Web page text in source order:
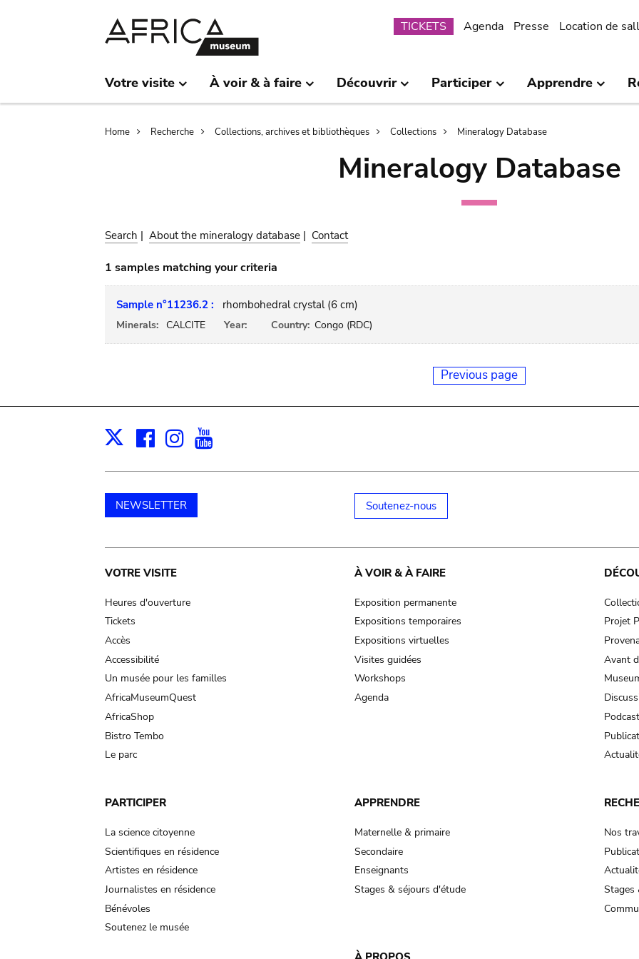
Submenu
TICKETS Agenda Presse Location de
Votre visite À voir & à faire Découvrir Participer Apprendre
Breadcrumb
Home Recherche Collections, archives et bibliothèques Collections Mineralogy Database
Mineralogy Database
Search | About the mineralogy database | Contact
1 samples matching your criteria
Sample n°11236.2 : rhombohedral crystal (6 cm)
Minerals: CALCITE Year: Country: Congo (RDC)
Previous page
X Facebook
Instagram
NEWSLETTER Soutenez-nous
Main
navigation
VOTRE VISITE
Heures d'ouverture
Tickets
Accès
Accessibilité
Un musée pour les familles
AfricaMuseumQuest
AfricaShop
Bistro Tembo
Le parc
À VOIR & À FAIRE
Exposition permanente
Expositions temporaires
Expositions virtuelles
Visites guidées
Workshops
Agenda
Projet
Avant
PARTICIPER
La science citoyenne
Scientifiques en résidence
Artistes en résidence
Journalistes en résidence
Bénévoles
Soutenez le musée
APPRENDRE
Maternelle & primaire
Secondaire
Enseignants
Stages & séjours d'étude
Nos
Stages